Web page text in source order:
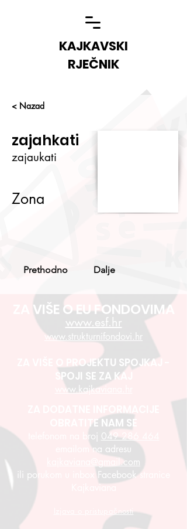
KAJKAVSKI
RJEČNIK
< Nazad
zajahkati
zajaukati
Zona
Prethodno Dalje
ZA VIŠE O EU FONDOVIMA
www.esf.hr
www.strukturnifondovi.hr
ZA VIŠE O PROJEKTU SPOJKAJ -
SPOJI SE ZA KAJ
www.kajkaviana.hr
ZA DODATNE INFORMACIJE
OBRATITE NAM SE
telefonom na broj 049 286 464
emailom na adresu
kajkaviana@gmail.com
ili porukom u inbox Facebook stranice
Kajkaviana
Izjava o pristupačnosti